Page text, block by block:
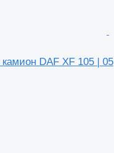
DAF XF 105 | 05